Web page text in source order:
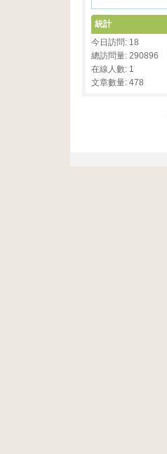
統計
今日訪問: 18
總訪問量: 290896
在線人數: 1
文章數量: 478